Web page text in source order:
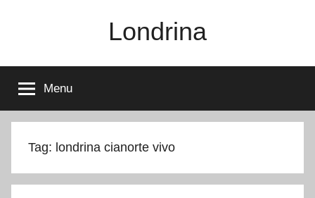
conteúdo
Londrina
Menu
Tag: londrina cianorte vivo